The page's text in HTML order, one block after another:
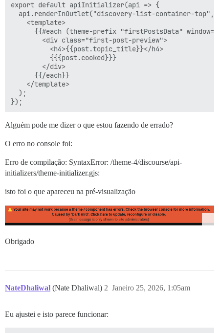
export default apiInitializer(api => {
  api.renderInOutlet("discovery-list-container-top",
    <template>
{{#each (theme-prefix "firstPostsData"
        <div class="first-post-preview">
          <h4>{{post.topic_title}}</h4>
          {{{post.cooked}}}
        </div>
      {{/each}}
    </template>
  );
Alguém pode me dizer o que estou fazendo de errado?
O erro no console foi:
Erro de compilação: SyntaxError: /theme-4/discourse/api-
initializers/theme-initializer.gjs:
isto foi o que apareceu na pré-visualização
Obrigado
NateDhaliwal (Nate Dhaliwal) Janeiro 25, 2026, 1:05am
2
Eu ajustei e isto parece funcionar: